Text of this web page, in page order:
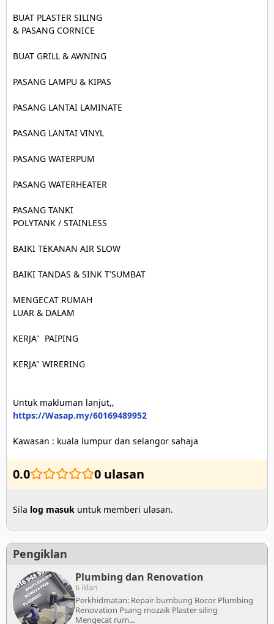
BUAT PLASTER SILING
& PASANG CORNICE
BUAT GRILL & AWNING
PASANG LAMPU & KIPAS
PASANG LANTAI LAMINATE
PASANG LANTAI VINYL
PASANG WATERPUM
PASANG WATERHEATER
PASANG TANKI
POLYTANK / STAINLESS
BAIKI TEKANAN AIR SLOW
BAIKI TANDAS & SINK T'SUMBAT
MENGECAT RUMAH
LUAR & DALAM
KERJA"  PAIPING
KERJA" WIRERING
https://Wasap.my/60169489952
Kawasan : kuala lumpur dan selangor sahaja
0.0 0 ulasan
Sila log masuk untuk memberi ulasan.
Pengiklan
Plumbing dan Renovation
6 iklan
Perkhidmatan: Repair bumbung Bocor Plumbing
Renovation Psang mozaik Plaster siling
Mengecat rum...